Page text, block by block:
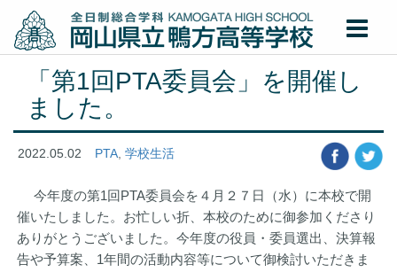
「第1回PTA委員会」を開催し
ました。
2022.05.02 PTA 学校生活
今年度の第1回PTA委員会を４月２７日（水）に本校で開
催いたしました。お忙しい折、本校のために御参加くださり
ありがとうございました。今年度の役員・委員選出、決算報
告や予算案、1年間の活動内容等について御検討いただきま